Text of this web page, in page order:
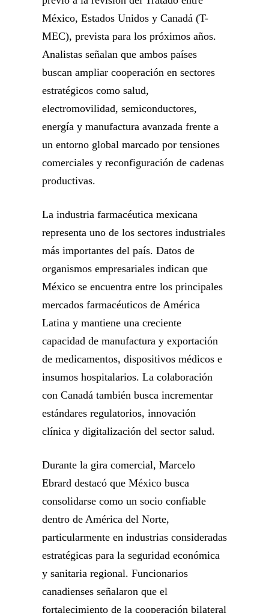
México, Estados Unidos y Canadá (T-
MEC), prevista para los próximos años.
Analistas señalan que ambos países
buscan ampliar cooperación en sectores
estratégicos como salud,
electromovilidad, semiconductores,
energía y manufactura avanzada frente a
un entorno global marcado por tensiones
comerciales y reconfiguración de cadenas
productivas.
La industria farmacéutica mexicana
representa uno de los sectores industriales
más importantes del país. Datos de
organismos empresariales indican que
México se encuentra entre los principales
mercados farmacéuticos de América
Latina y mantiene una creciente
capacidad de manufactura y exportación
de medicamentos, dispositivos médicos e
insumos hospitalarios. La colaboración
con Canadá también busca incrementar
estándares regulatorios, innovación
clínica y digitalización del sector salud.
Durante la gira comercial, Marcelo
Ebrard destacó que México busca
consolidarse como un socio confiable
dentro de América del Norte,
particularmente en industrias consideradas
estratégicas para la seguridad económica
y sanitaria regional. Funcionarios
canadienses señalaron que el
fortalecimiento de la cooperación bilateral